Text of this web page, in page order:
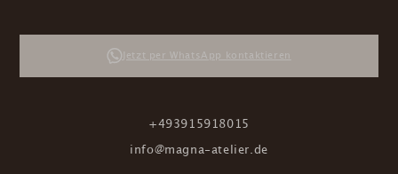
Jetzt per WhatsApp kontaktieren
+493915918015
info@magna-atelier.de